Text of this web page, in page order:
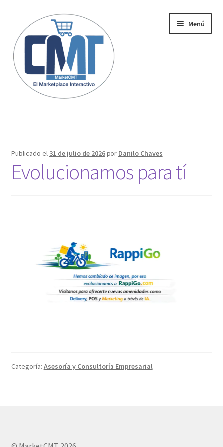
Menú
Publicado el 31 de julio de 2026por Danilo Chaves
Evolucionamos para tí
Categoría: Asesoría y Consultoría Empresarial